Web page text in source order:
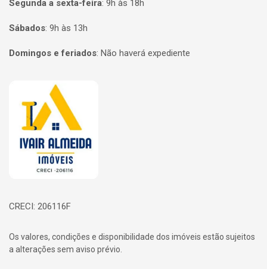
Segunda a sexta-feira: 9h às 18h
Sábados: 9h às 13h
Domingos e feriados: Não haverá expediente
Página inicial
CRECI: 206116F
Os valores, condições e disponibilidade dos imóveis estão sujeitos
a alterações sem aviso prévio.